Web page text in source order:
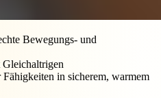
Bewegungs- und
in sicherem, warmem